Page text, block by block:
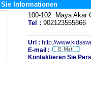
Informationen
100-102. Maya
Tel :
Url : http://
E-mail :
Kontaktieren Sie